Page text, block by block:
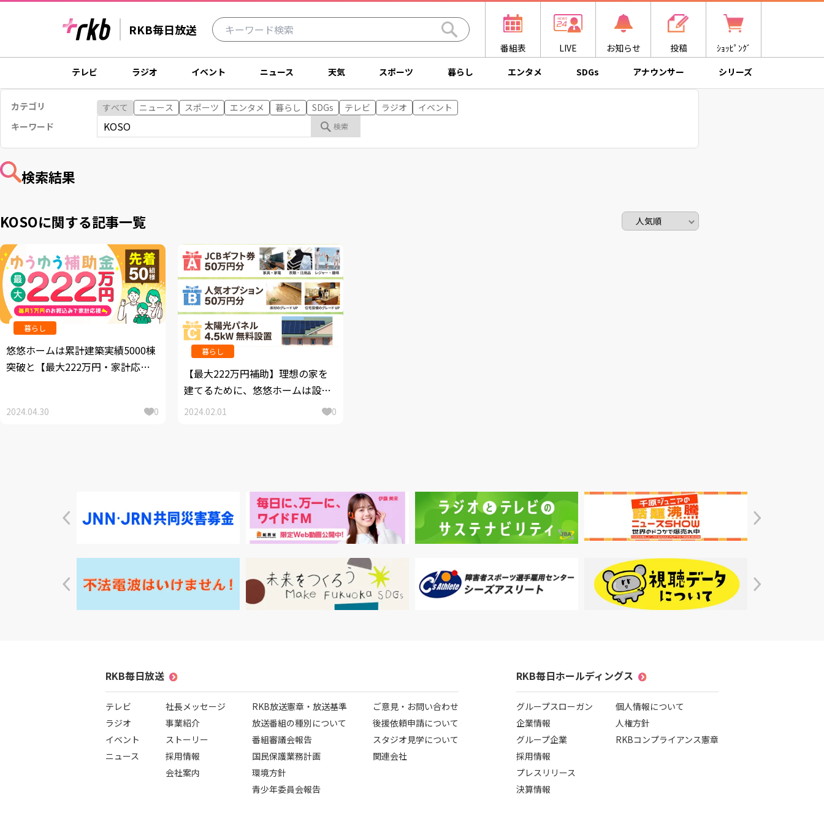
RKB毎日放送
番組表 LIVE お知らせ 投稿
ｼｮｯﾋﾟﾝｸﾞ
テレビ
ラジオ イベント ニュース 天気 スポーツ 暮らし エンタメ SDGs アナウンサー シリーズ
カテゴリ すべて ニュース スポーツ エンタメ 暮らし SDGs テレビ ラジオ
イベント
キーワード
検索結果
KOSOに関する記事一覧
暮らし
悠悠ホームは累計建築実績5000棟
突破と【最大222万円・家計応
から、5月1日より第2弾先着50組
2024.04.30 0
暮らし
【最大222万円補助】理想の家を
建てるために、悠悠ホームは設立
30周年特別企画として2月1日より
2024.02.01 0
RKB毎日放送
テレビ
ラジオ
イベント
ニュース
社長メッセージ
事業紹介
ストーリー
採用情報
会社案内
RKB放送憲章・放送基準
放送番組の種別について
番組審議会報告
国民保護業務計画
環境方針
青少年委員会報告
ご意見・お問い合わせ
後援依頼申請について
スタジオ見学について
関連会社
RKB毎日ホールディングス
グループスローガン
企業情報
グループ企業
採用情報
プレスリリース
決算情報
個人情報について
人権方針
RKBコンプライアンス憲章